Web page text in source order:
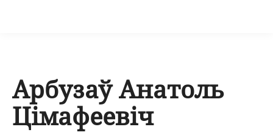
Арбузаў Анатоль
Цімафеевіч